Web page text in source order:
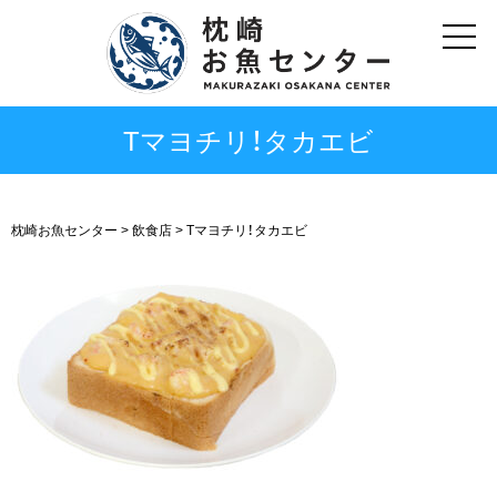
Tマヨチリ！タカエビ
枕崎お魚センター >飲食店>Tマヨチリ！タカエビ